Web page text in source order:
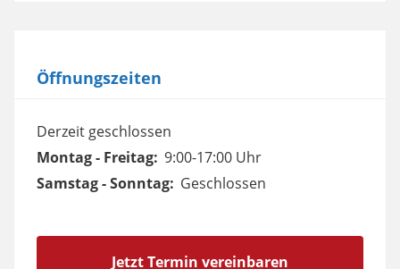
Öffnungszeiten
Derzeit geschlossen
Montag - Freitag: 9:00-17:00 Uhr
Samstag - Sonntag: Geschlossen
Jetzt Termin vereinbaren